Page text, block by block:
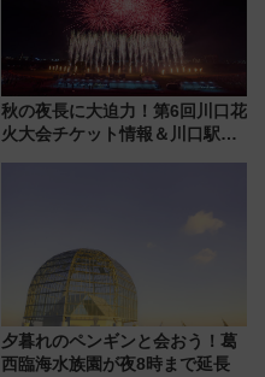
秋の夜長に大迫力！第6回川口花
火大会チケット情報＆川口駅か
夕暮れのペンギンと会おう！葛
西臨海水族園が夜8時まで延長